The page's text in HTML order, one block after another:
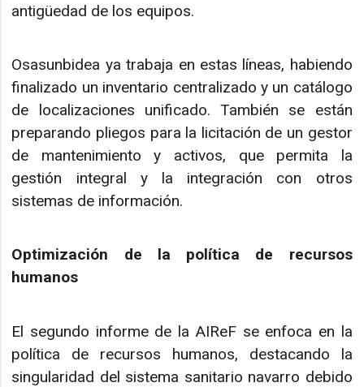
antigüedad de los equipos.
Osasunbidea ya trabaja en estas líneas, habiendo
finalizado un inventario centralizado y un catálogo
de localizaciones unificado. También se están
preparando pliegos para la licitación de un gestor
de mantenimiento y activos, que permita la
gestión integral y la integración con otros
sistemas de información.
Optimización de la política de recursos
humanos
El segundo informe de la AIReF se enfoca en la
política de recursos humanos, destacando la
singularidad del sistema sanitario navarro debido